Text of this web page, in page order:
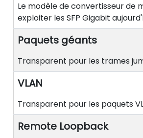
Le modèle de convertisseur de
exploiter les SFP Gigabit
Paquets géants
Transparent pour les trames
VLAN
Transparent pour les paquets
Remote Loopback